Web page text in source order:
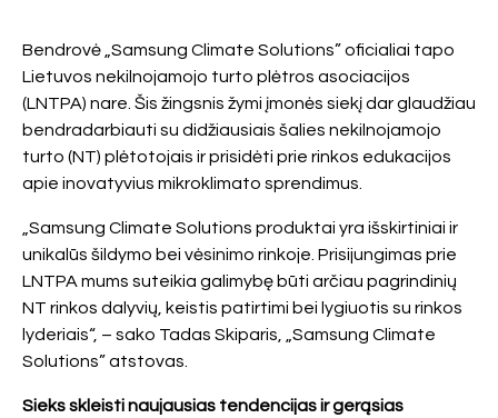
Bendrovė „Samsung Climate Solutions” oficialiai tapo
Lietuvos nekilnojamojo turto plėtros asociacijos
(LNTPA) nare. Šis žingsnis žymi įmonės siekį dar glaudžiau
bendradarbiauti su didžiausiais šalies nekilnojamojo
turto (NT) plėtotojais ir prisidėti prie rinkos edukacijos
apie inovatyvius mikroklimato sprendimus.
„Samsung Climate Solutions produktai yra išskirtiniai ir
unikalūs šildymo bei vėsinimo rinkoje. Prisijungimas prie
LNTPA mums suteikia galimybę būti arčiau pagrindinių
NT rinkos dalyvių, keistis patirtimi bei lygiuotis su rinkos
lyderiais“, – sako Tadas Skiparis, „Samsung Climate
Solutions” atstovas.
Sieks skleisti naujausias tendencijas ir gerąsias